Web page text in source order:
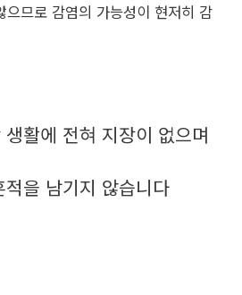
으므로 감염의 가능성이 현저히 감
활에 전혀 지장이 없으며
을 남기지 않습니다